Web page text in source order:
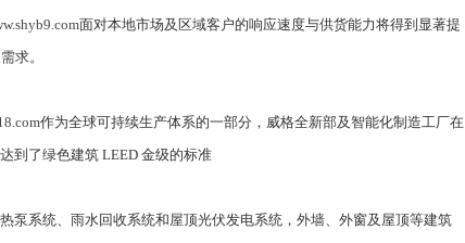
面对本地市场及区域客户的响应速度与供货能力将得到显著提
求。
作为全球可持续生产体系的一部分，威格全新部及智能化制造工厂在
到了绿色建筑 LEED 金级的标准
系统、雨水回收系统和屋顶光伏发电系统，外墙、外窗及屋顶等建筑